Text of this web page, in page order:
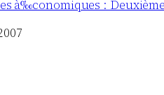
à‰conomiques :